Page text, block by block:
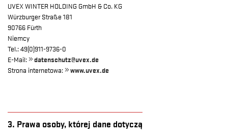
UVEX WINTER HOLDING GmbH & Co. KG
Würzburger Straße 181
90766 Fürth
Niemcy
Tel.: 49(0)911-9736-0
E-Mail:
datenschutz@uvex.de
Strona internetowa:
www.uvex.de
3. Prawa osoby, której dane dotyczą